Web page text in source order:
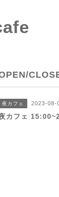
夜カフェ 2023-08-
カフェ